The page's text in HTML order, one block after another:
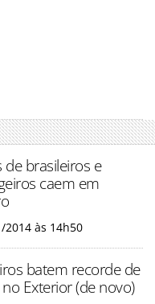
de brasileiros e
caem em
2014 às 14h50
batem recorde de
Exterior (de novo)